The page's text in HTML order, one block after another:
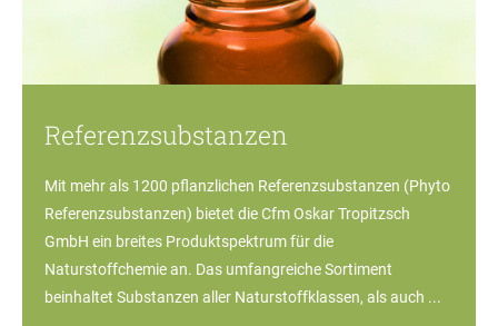
Referenzsubstanzen
Mit mehr als 1200 pflanzlichen Referenzsubstanzen (Phyto
Referenzsubstanzen) bietet die Cfm Oskar Tropitzsch
GmbH ein breites Produktspektrum für die
Naturstoffchemie an. Das umfangreiche Sortiment
beinhaltet Substanzen aller Naturstoffklassen, als auch ...